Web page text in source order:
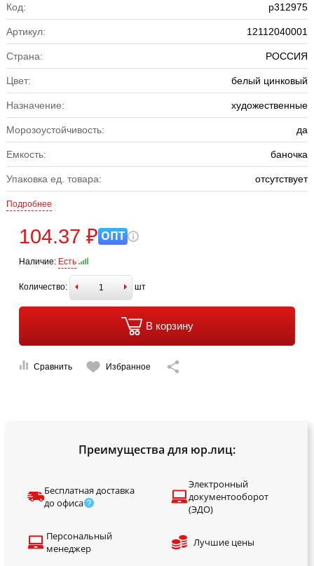
Код: р312975
Артикул: 12112040001
Страна: РОССИЯ
Цвет: белый цинковый
Назначение: художественные
Морозоустойчивость: да
Емкость: баночка
Упаковка ед. товара: отсутствует
Подробнее
104.37 ₽ ОПТ
Наличие: Есть
Количество: шт
В корзину
Сравнить Избранное
Преимущества для юр.лиц:
Бесплатная доставка
до офиса
Электронный
документооборот
(ЭДО)
Персональный
менеджер
Лучшие цены